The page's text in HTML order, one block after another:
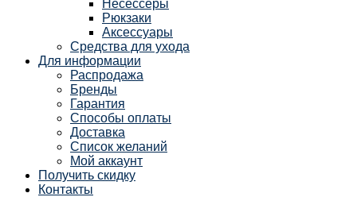
Несессеры
Рюкзаки
Аксессуары
Средства для ухода
Для информации
Распродажа
Бренды
Гарантия
Способы оплаты
Доставка
Список желаний
Мой аккаунт
Получить скидку
Контакты